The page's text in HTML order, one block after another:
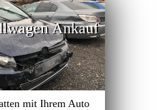
Ankauf
mit Ihrem Auto